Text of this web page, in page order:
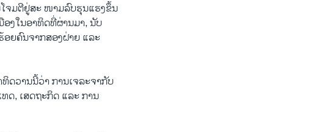
ຈມຕີຢູ່ສະ ໜາມລົບຮຸນແຮງຂຶ້ນ
ອງໃນອາທິດທີ່ຜ່ານມາ, ນັບ
ຍຄົນຈາກສອງຝ່າຍ ແລະ
ດວານນີ້ວ່າ ການເຈລະຈາກັບ
ດ, ເສດຖະກິດ ແລະ ການ